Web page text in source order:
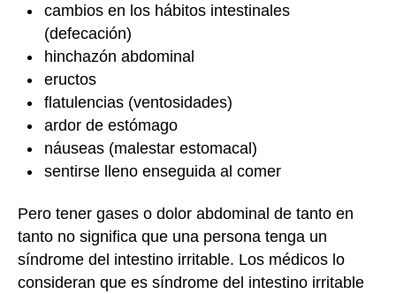
cambios en los hábitos intestinales
(defecación)
hinchazón abdominal
eructos
flatulencias (ventosidades)
ardor de estómago
náuseas (malestar estomacal)
sentirse lleno enseguida al comer
Pero tener gases o dolor abdominal de tanto en
tanto no significa que una persona tenga un
síndrome del intestino irritable. Los médicos lo
consideran que es síndrome del intestino irritable